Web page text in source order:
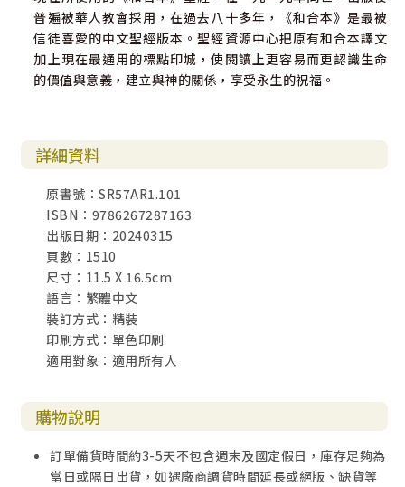
普遍被華人教會採用，在過去八十多年，《和合本》是最被
信徒喜愛的中文聖經版本。聖經資源中心把原有和合本譯文
加上現在最通用的標點印城，使閱讀上更容易而更認識生命
的價值與意義，建立與神的關係，享受永生的祝福。
詳細資料
原書號：SR57AR1.101
ISBN：9786267287163
出版日期：20240315
頁數：1510
尺寸：11.5 X 16.5cm
語言：繁體中文
裝訂方式：精裝
印刷方式：單色印刷
適用對象：適用所有人
購物說明
訂單備貨時間約3-5天不包含週末及國定假日，庫存足夠為
當日或隔日出貨，如遇廠商調貨時間延長或絕版、缺貨等